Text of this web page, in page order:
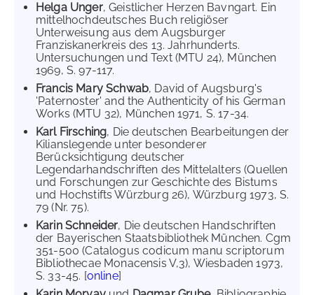
Helga Unger, Geistlicher Herzen Bavngart. Ein
mittelhochdeutsches Buch religiöser
Unterweisung aus dem Augsburger
Franziskanerkreis des 13. Jahrhunderts.
Untersuchungen und Text (MTU 24), München
1969, S. 97-117.
Francis Mary Schwab, David of Augsburg's
'Paternoster' and the Authenticity of his German
Works (MTU 32), München 1971, S. 17-34.
Karl Firsching, Die deutschen Bearbeitungen der
Kilianslegende unter besonderer
Berücksichtigung deutscher
Legendarhandschriften des Mittelalters (Quellen
und Forschungen zur Geschichte des Bistums
und Hochstifts Würzburg 26), Würzburg 1973, S.
79 (Nr. 75).
Karin Schneider, Die deutschen Handschriften
der Bayerischen Staatsbibliothek München. Cgm
351-500 (Catalogus codicum manu scriptorum
Bibliothecae Monacensis V,3), Wiesbaden 1973,
S. 33-45. [online]